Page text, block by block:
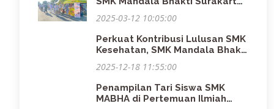
Berwirausaha di Care Free Day
Colomadu
2025-03-12 10:05:00
Perkuat Kontribusi Lulusan SMK
Kesehatan, SMK Mandala Bhakti
Tahunan PATKESINDO
2025-12-18 11:55:00
Penampilan Tari Siswa SMK
MABHA di Pertemuan Ilmiah